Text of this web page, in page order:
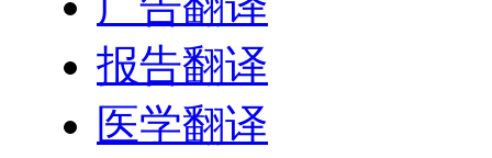
报告翻译
医学翻译